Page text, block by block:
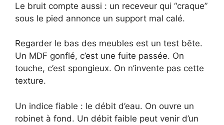
Le bruit compte aussi : un receveur qui “craque”
sous le pied annonce un support mal calé.
Regarder le bas des meubles est un test bête.
Un MDF gonflé, c’est une fuite passée. On
touche, c’est spongieux. On n’invente pas cette
texture.
Un indice fiable : le débit d’eau. On ouvre un
robinet à fond. Un débit faible peut venir d’un